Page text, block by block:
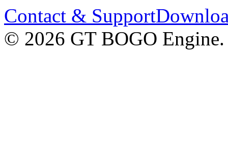
Contact & Support
© 2026 GT BOGO